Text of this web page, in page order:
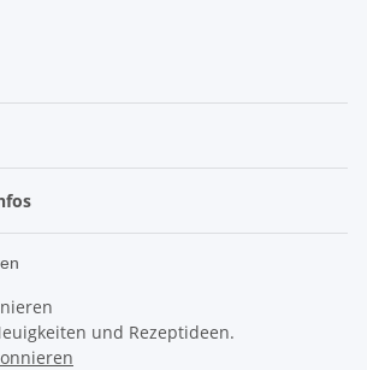
und Rezeptideen.